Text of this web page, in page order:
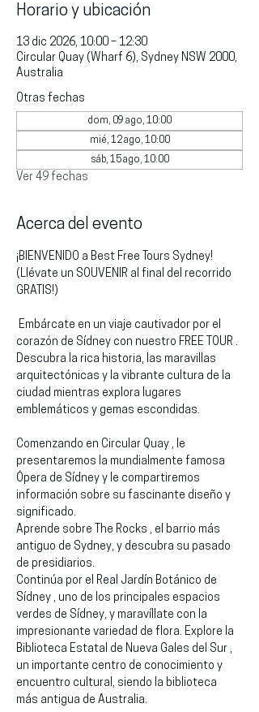
Horario y ubicación
13 dic 2026, 10:00 – 12:30
Circular Quay (Wharf 6), Sydney NSW 2000,
Australia
Otras fechas
dom, 09 ago, 10:00
mié, 12 ago, 10:00
sáb, 15 ago, 10:00
Ver 49 fechas
Acerca del evento
¡BIENVENIDO a Best Free Tours Sydney!
(Llévate un SOUVENIR al final del recorrido
GRATIS!)
corazón de Sídney con nuestro FREE TOUR .
Descubra la rica historia, las maravillas
arquitectónicas y la vibrante cultura de la
ciudad mientras explora lugares
emblemáticos y gemas escondidas.
Comenzando en Circular Quay , le
presentaremos la mundialmente famosa
Ópera de Sídney y le compartiremos
información sobre su fascinante diseño y
significado.
Aprende sobre The Rocks , el barrio más
antiguo de Sydney, y descubra su pasado
de presidiarios.
Continúa por el Real Jardín Botánico de
Sídney , uno de los principales espacios
verdes de Sídney, y maravíllate con la
impresionante variedad de flora. Explore la
Biblioteca Estatal de Nueva Gales del Sur ,
un importante centro de conocimiento y
encuentro cultural, siendo la biblioteca
más antigua de Australia.